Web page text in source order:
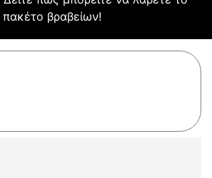
πακέτο βραβείων!